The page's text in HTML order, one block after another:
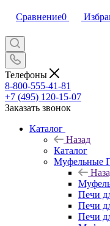
Сравнение0
Телефоны
8-800-555-41-81
+7 (495) 120-15-07
Заказать звонок
Каталог
Назад
Каталог
Муфельные
Печи
Печи
Печи